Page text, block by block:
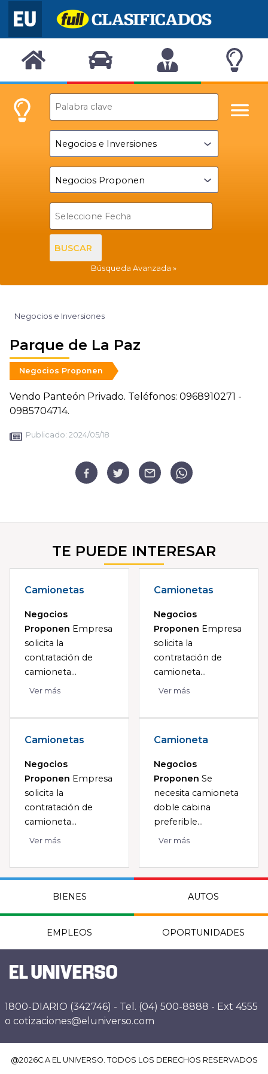
BUSCAR
Búsqueda Avanzada
Negocios e Inversiones
Parque de La Paz
Negocios Proponen
Vendo Panteón Privado. Teléfonos: 0968910271 -
0985704714.
Publicado: 2024/05/18
TE PUEDE INTERESAR
Camionetas
Negocios
Proponen Empresa
solicita la
contratación de
camioneta...
Ver más
Camionetas
Negocios
Proponen Empresa
solicita la
contratación de
camioneta...
Ver más
Camionetas
Negocios
Proponen Empresa
solicita la
contratación de
camioneta...
Ver más
Camioneta
Negocios
Proponen Se
necesita camioneta
doble cabina
preferible...
Ver más
BIENES AUTOS
EMPLEOS OPORTUNIDADES
1800-DIARIO (342746) - Tel. (04) 500-8888 - Ext 4555
o cotizaciones@eluniverso.com
@2026C.A EL UNIVERSO. TODOS LOS DERECHOS RESERVADOS